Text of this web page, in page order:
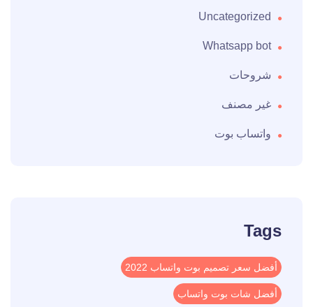
Uncategorized
Whatsapp bot
شروحات
غير مصنف
واتساب بوت
Tags
أفضل سعر تصميم بوت واتساب 2022
أفضل شات بوت واتساب